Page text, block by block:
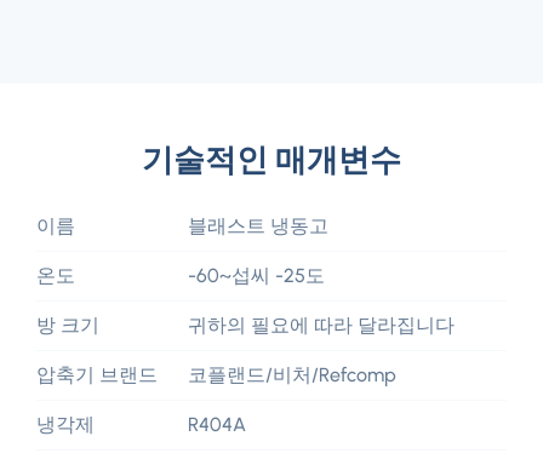
기술적인 매개변수
이름 블래스트 냉동고
온도 -60~섭씨 -25도
방 크기 귀하의 필요에 따라 달라집니다
압축기 브랜드 코플랜드/비처/Refcomp
냉각제 R404A